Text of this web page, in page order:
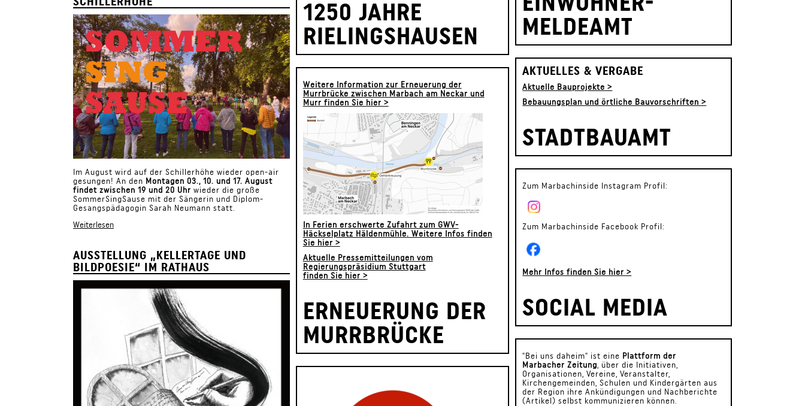
Im August wird auf der Schillerhöhe wieder open-air
gesungen! An den Montagen 03., 10. und 17. August
findet zwischen 19 und 20 Uhr wieder die große
SommerSingSause mit der Sängerin und Diplom-
Gesangspädagogin Sarah Neumann statt.
Weiterlesen
AUSSTELLUNG „KELLERTAGE UND
BILDPOESIE“ IM RATHAUS
1250 JAHRE
RIELINGSHAUSEN
Weitere Information zur Erneuerung der
Murrbrücke zwischen Marbach am Neckar und
Murr finden Sie hier >
In Ferien erschwerte Zufahrt zum GWV-
Häckselplatz Häldenmühle. Weitere Infos finden
Sie hier >
Aktuelle Pressemitteilungen vom
Regierungspräsidium Stuttgart
finden Sie hier >
ERNEUERUNG DER
MURRBRÜCKE
MELDEAMT
AKTUELLES & VERGABE
Aktuelle Bauprojekte >
Bebauungsplan und örtliche Bauvorschriften >
STADTBAUAMT
Zum Marbachinside Instagram Profil:
Zum Marbachinside Facebook Profil:
Mehr Infos finden Sie hier >
SOCIAL MEDIA
"Bei uns daheim" ist eine Plattform der
Marbacher Zeitung , über die Initiativen,
Organisationen, Vereine, Veranstalter,
Kirchengemeinden, Schulen und Kindergärten aus
der Region ihre Ankündigungen und Nachberichte
(Artikel) selbst kommunizieren können.